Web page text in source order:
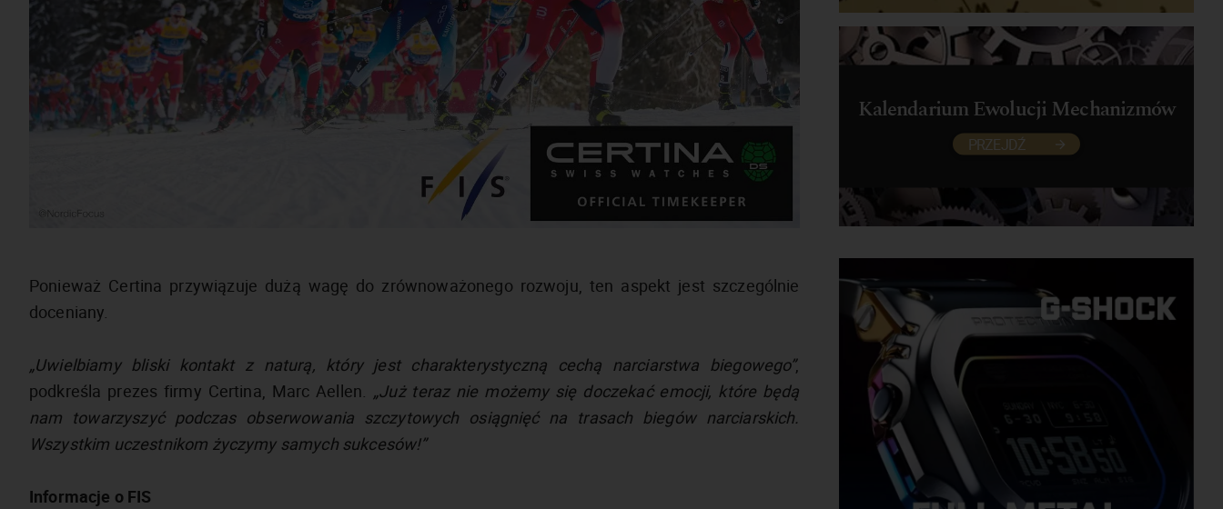
Ponieważ Certina przywiązuje dużą wagę do zrównoważonego rozwoju, ten aspekt jest szczególnie
doceniany.
„Uwielbiamy bliski kontakt z naturą, który jest charakterystyczną cechą narciarstwa biegowego”,
podkreśla prezes firmy Certina, Marc Aellen. „Już teraz nie możemy się doczekać emocji, które będą
nam towarzyszyć podczas obserwowania szczytowych osiągnięć na trasach biegów narciarskich.
Wszystkim uczestnikom życzymy samych sukcesów!”
Informacje o FIS
Kalendarium Ewolucji Mechanizmów
PRZEJDŹ